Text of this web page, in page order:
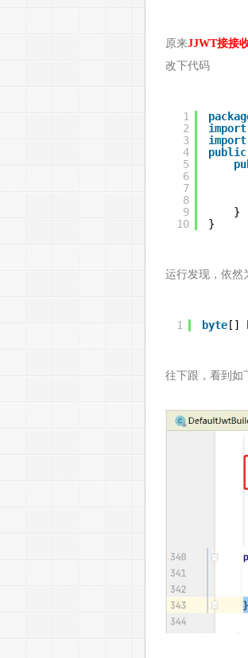
原来JJWT接接
改下代码
1
2
3
4
5
6
7
8
9
10
import
import
public
}
}
运行发现，依然
1 byte[]
往下跟，看到如